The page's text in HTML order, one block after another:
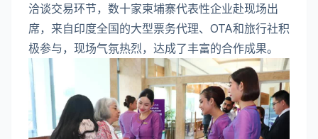
洽谈交易环节，数十家柬埔寨代表性企业赴现场出
席，来自印度全国的大型票务代理、OTA和旅行社积
极参与，现场气氛热烈，达成了丰富的合作成果。